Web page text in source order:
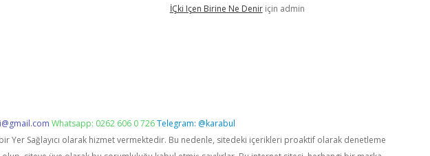
İÇki Içen Birine Ne Deniriçin admin
Whatsapp: 0262 606 0 726Telegram: @karabul
Yer Sağlayıcı olarak hizmet vermektedir. Bu nedenle, sitedeki içerikleri proaktif olarak denetleme